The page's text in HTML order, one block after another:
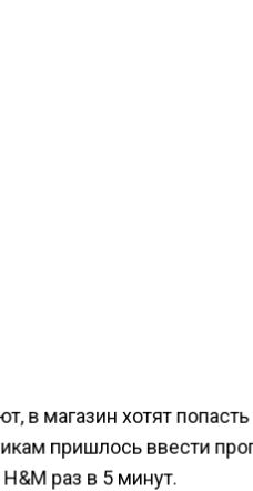
в магазин хотят
пришлось ввести
раз в 5 минут.